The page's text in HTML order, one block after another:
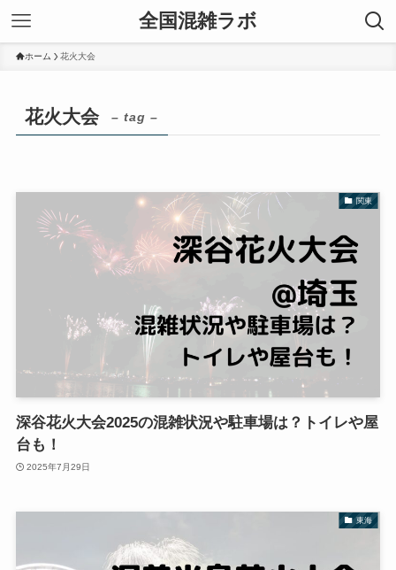
全国混雑ラボ
ホーム 花火大会
花火大会 – tag –
関東
深谷花火大会2025の混雑状況や駐車場は？トイレや屋
台も！
2025年7月29日
東海